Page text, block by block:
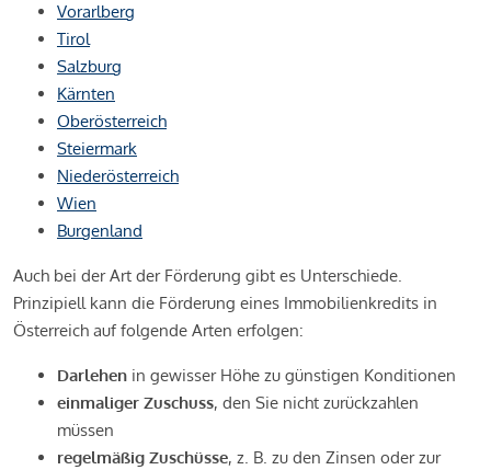
Vorarlberg
Tirol
Salzburg
Kärnten
Oberösterreich
Steiermark
Niederösterreich
Wien
Burgenland
Auch bei der Art der Förderung gibt es Unterschiede.
Prinzipiell kann die Förderung eines Immobilienkredits in
Österreich auf folgende Arten erfolgen:
Darlehen in gewisser Höhe zu günstigen Konditionen
einmaliger Zuschuss, den Sie nicht zurückzahlen
müssen
regelmäßig Zuschüsse, z. B. zu den Zinsen oder zur